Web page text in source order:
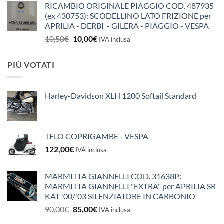
RICAMBIO ORIGINALE PIAGGIO COD. 487935
(ex 430753): SCODELLINO LATO FRIZIONE per
APRILIA - DERBI - GILERA - PIAGGIO - VESPA
10,50€ Il
10,00€IlIVA inclusa
PIÙ VOTATI
Harley-Davidson XLH 1200 Softail Standard
TELO COPRIGAMBE - VESPA
122,00€ IVA inclusa
MARMITTA GIANNELLI COD. 31638P:
MARMITTA GIANNELLI "EXTRA" per APRILIA SR
KAT '00/'03 SILENZIATORE IN CARBONIO
90,00€ Il
85,00€IlIVA inclusa